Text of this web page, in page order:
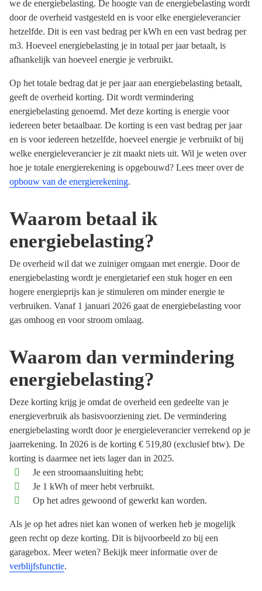
we de energiebelasting. De hoogte van de energiebelasting wordt
door de overheid vastgesteld en is voor elke energieleverancier
hetzelfde. Dit is een vast bedrag per kWh en een vast bedrag per
m3. Hoeveel energiebelasting je in totaal per jaar betaalt, is
afhankelijk van hoeveel energie je verbruikt.
Op het totale bedrag dat je per jaar aan energiebelasting betaalt,
geeft de overheid korting. Dit wordt vermindering
energiebelasting genoemd. Met deze korting is energie voor
iedereen beter betaalbaar. De korting is een vast bedrag per jaar
en is voor iedereen hetzelfde, hoeveel energie je verbruikt of bij
welke energieleverancier je zit maakt niets uit. Wil je weten over
hoe je totale energierekening is opgebouwd? Lees meer over de
opbouw van de energierekening.
Waarom betaal ik
energiebelasting?
De overheid wil dat we zuiniger omgaan met energie. Door de
energiebelasting wordt je energietarief een stuk hoger en een
hogere energieprijs kan je stimuleren om minder energie te
verbruiken. Vanaf 1 januari 2026 gaat de energiebelasting voor
gas omhoog en voor stroom omlaag.
Waarom dan vermindering
energiebelasting?
Deze korting krijg je omdat de overheid een gedeelte van je
energieverbruik als basisvoorziening ziet. De vermindering
energiebelasting wordt door je energieleverancier verrekend op je
jaarrekening. In 2026 is de korting € 519,80 (exclusief btw). De
korting is daarmee net iets lager dan in 2025.
Je een stroomaansluiting hebt;
Je 1 kWh of meer hebt verbruikt.
Op het adres gewoond of gewerkt kan worden.
Als je op het adres niet kan wonen of werken heb je mogelijk
geen recht op deze korting. Dit is bijvoorbeeld zo bij een
garagebox. Meer weten? Bekijk meer informatie over de
verblijfsfunctie.